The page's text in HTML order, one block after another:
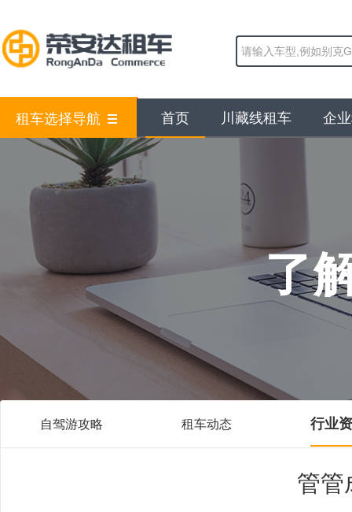
租车选择导航 首页 川藏线租车 企
了
自驾游攻略 租车动态 行业
管管